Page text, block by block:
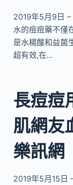
2019年5月9日
水的痘痘藥不僅
是水楊酸和益菌
超有效,在…
長痘痘
肌網友
樂訊網
2019年5月15日